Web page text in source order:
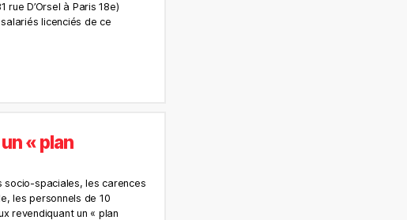
D’Orsel à Paris 18e)
licenciés de ce
« plan
socio-spaciales, les carences
les personnels de 10
revendiquant un « plan